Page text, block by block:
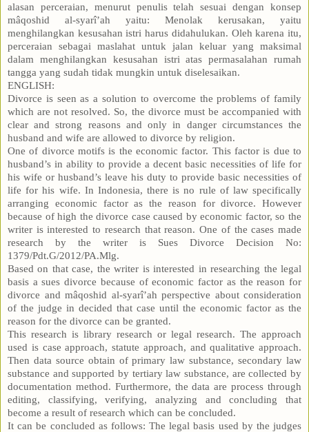
alasan perceraian, menurut penulis telah sesuai dengan konsep
mâqoshid al-syarî’ah yaitu: Menolak kerusakan, yaitu
menghilangkan kesusahan istri harus didahulukan. Oleh karena itu,
perceraian sebagai maslahat untuk jalan keluar yang maksimal
dalam menghilangkan kesusahan istri atas permasalahan rumah
tangga yang sudah tidak mungkin untuk diselesaikan.
ENGLISH:
Divorce is seen as a solution to overcome the problems of family
which are not resolved. So, the divorce must be accompanied with
clear and strong reasons and only in danger circumstances the
husband and wife are allowed to divorce by religion.
One of divorce motifs is the economic factor. This factor is due to
husband’s in ability to provide a decent basic necessities of life for
his wife or husband’s leave his duty to provide basic necessities of
life for his wife. In Indonesia, there is no rule of law specifically
arranging economic factor as the reason for divorce. However
because of high the divorce case caused by economic factor, so the
writer is interested to research that reason. One of the cases made
research by the writer is Sues Divorce Decision No:
1379/Pdt.G/2012/PA.Mlg.
Based on that case, the writer is interested in researching the legal
basis a sues divorce because of economic factor as the reason for
divorce and mâqoshid al-syarî’ah perspective about consideration
of the judge in decided that case until the economic factor as the
reason for the divorce can be granted.
This research is library research or legal research. The approach
used is case approach, statute approach, and qualitative approach.
Then data source obtain of primary law substance, secondary law
substance and supported by tertiary law substance, are collected by
documentation method. Furthermore, the data are process through
editing, classifying, verifying, analyzing and concluding that
become a result of research which can be concluded.
It can be concluded as follows: The legal basis used by the judges